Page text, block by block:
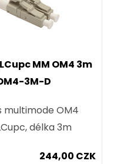
MM OM4 3m
3M-D
multimode OM4
délka 3m
244,00 CZK